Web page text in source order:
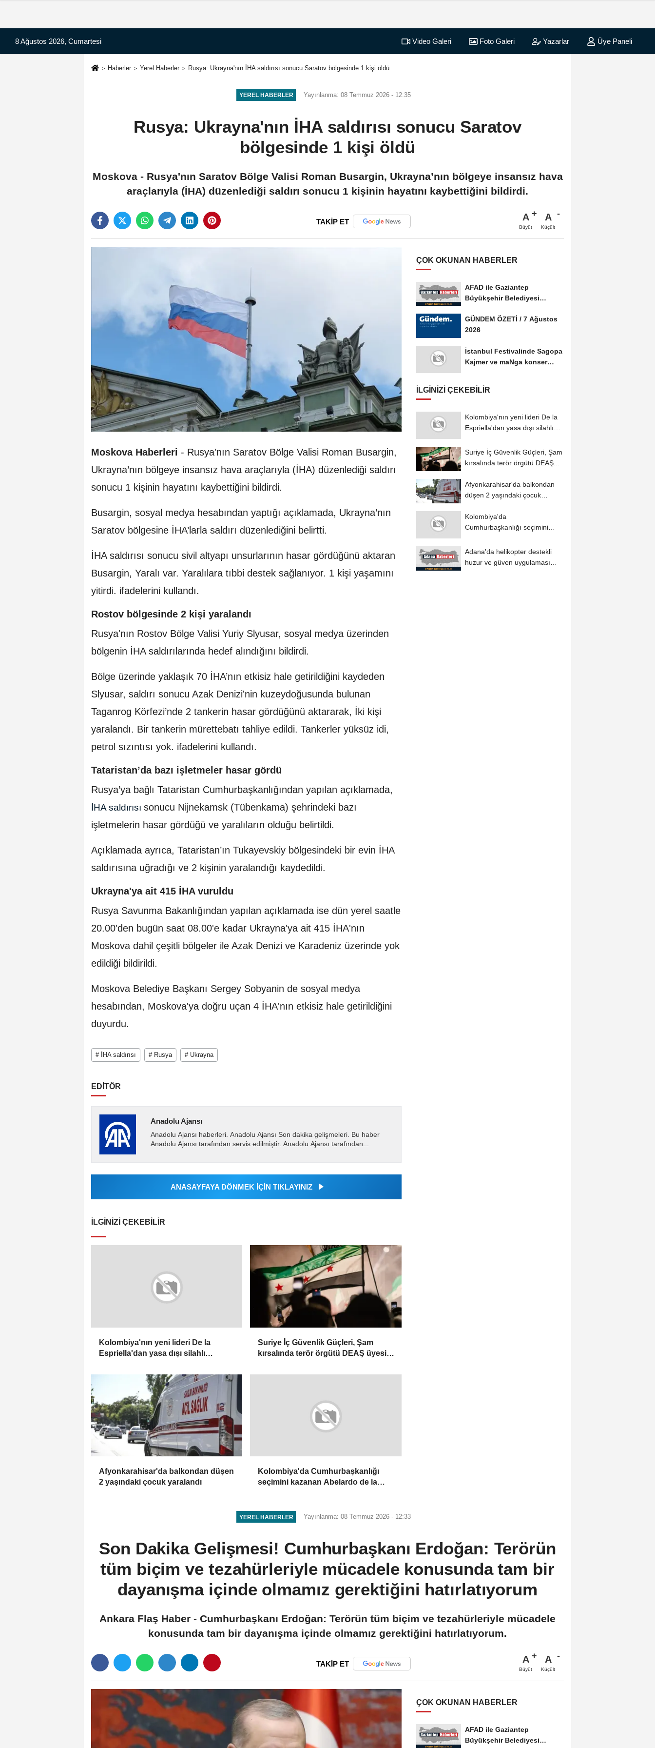
8 Ağustos 2026, Cumartesi Video Galeri Foto Galeri Yazarlar Üye Paneli
Haberler Yerel Haberler Rusya: Ukrayna'nın İHA saldırısı sonucu Saratov bölgesinde 1 kişi öldü
YEREL HABERLER Yayınlanma: 08 Temmuz 2026 - 12:35
Rusya: Ukrayna'nın İHA saldırısı sonucu Saratov
bölgesinde 1 kişi öldü
Moskova - Rusya'nın Saratov Bölge Valisi Roman Busargin, Ukrayna’nın bölgeye insansız hava
araçlarıyla (İHA) düzenlediği saldırı sonucu 1 kişinin hayatını kaybettiğini bildirdi.
TAKİP ET A
Büyüt
A
Küçült
Moskova Haberleri - Rusya'nın Saratov Bölge Valisi Roman Busargin,
Ukrayna’nın bölgeye insansız hava araçlarıyla (İHA) düzenlediği saldırı
sonucu 1 kişinin hayatını kaybettiğini bildirdi.
Busargin, sosyal medya hesabından yaptığı açıklamada, Ukrayna’nın
Saratov bölgesine İHA’larla saldırı düzenlediğini belirtti.
İHA saldırısı sonucu sivil altyapı unsurlarının hasar gördüğünü aktaran
Busargin, Yaralı var. Yaralılara tıbbi destek sağlanıyor. 1 kişi yaşamını
yitirdi. ifadelerini kullandı.
Rostov bölgesinde 2 kişi yaralandı
Rusya'nın Rostov Bölge Valisi Yuriy Slyusar, sosyal medya üzerinden
bölgenin İHA saldırılarında hedef alındığını bildirdi.
Bölge üzerinde yaklaşık 70 İHA’nın etkisiz hale getirildiğini kaydeden
Slyusar, saldırı sonucu Azak Denizi'nin kuzeydoğusunda bulunan
Taganrog Körfezi’nde 2 tankerin hasar gördüğünü aktararak, İki kişi
yaralandı. Bir tankerin mürettebatı tahliye edildi. Tankerler yüksüz idi,
petrol sızıntısı yok. ifadelerini kullandı.
Tataristan’da bazı işletmeler hasar gördü
Rusya’ya bağlı Tataristan Cumhurbaşkanlığından yapılan açıklamada,
İHA saldırısı sonucu Nijnekamsk (Tübenkama) şehrindeki bazı
işletmelerin hasar gördüğü ve yaralıların olduğu belirtildi.
Açıklamada ayrıca, Tataristan’ın Tukayevskiy bölgesindeki bir evin İHA
saldırısına uğradığı ve 2 kişinin yaralandığı kaydedildi.
Ukrayna'ya ait 415 İHA vuruldu
Rusya Savunma Bakanlığından yapılan açıklamada ise dün yerel saatle
20.00'den bugün saat 08.00'e kadar Ukrayna'ya ait 415 İHA'nın
Moskova dahil çeşitli bölgeler ile Azak Denizi ve Karadeniz üzerinde yok
edildiği bildirildi.
Moskova Belediye Başkanı Sergey Sobyanin de sosyal medya
hesabından, Moskova'ya doğru uçan 4 İHA'nın etkisiz hale getirildiğini
duyurdu.
# İHA saldırısı # Rusya # Ukrayna
EDİTÖR
Anadolu Ajansı
Anadolu Ajansı haberleri. Anadolu Ajansı Son dakika gelişmeleri. Bu haber
Anadolu Ajansı tarafından servis edilmiştir. Anadolu Ajansı tarafından...
ANASAYFAYA DÖNMEK İÇİN TIKLAYINIZ
İLGINIZI ÇEKEBILIR
Kolombiya'nın yeni lideri De la
Espriella'dan yasa dışı silahlı
Suriye İç Güvenlik Güçleri, Şam
kırsalında terör örgütü DEAŞ üyesi 2
Afyonkarahisar'da balkondan düşen
2 yaşındaki çocuk yaralandı
Kolombiya'da Cumhurbaşkanlığı
seçimini kazanan Abelardo de la
ÇOK OKUNAN HABERLER
AFAD ile Gaziantep
Büyükşehir Belediyesi
GÜNDEM ÖZETİ / 7 Ağustos
2026
İstanbul Festivalinde Sagopa
Kajmer ve maNga konser
İLGINIZI ÇEKEBILIR
Kolombiya'nın yeni lideri De la
Espriella'dan yasa dışı silahlı
Suriye İç Güvenlik Güçleri, Şam
kırsalında terör örgütü DEAŞ...
Afyonkarahisar'da balkondan
düşen 2 yaşındaki çocuk
Kolombiya'da
Cumhurbaşkanlığı seçimini
Espriella...
Adana'da helikopter destekli
huzur ve güven uygulaması
YEREL HABERLER Yayınlanma: 08 Temmuz 2026 - 12:33
Son Dakika Gelişmesi! Cumhurbaşkanı Erdoğan: Terörün
tüm biçim ve tezahürleriyle mücadele konusunda tam bir
dayanışma içinde olmamız gerektiğini hatırlatıyorum
Ankara Flaş Haber - Cumhurbaşkanı Erdoğan: Terörün tüm biçim ve tezahürleriyle mücadele
konusunda tam bir dayanışma içinde olmamız gerektiğini hatırlatıyorum.
TAKİP ET A
Büyüt
A
Küçült
ÇOK OKUNAN HABERLER
AFAD ile Gaziantep
Büyükşehir Belediyesi